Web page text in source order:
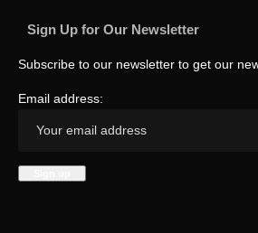
Sign Up for Our Newsletter
Subscribe to our newsletter to get our
Email address: